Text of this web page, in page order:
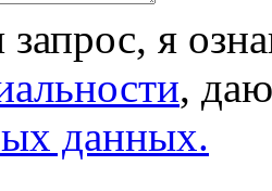
запрос, я
,
данных.